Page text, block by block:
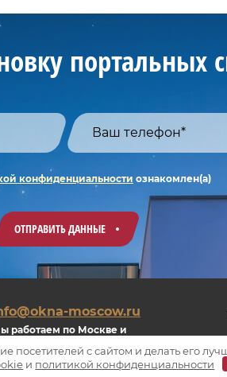
портальных
конфиденциальности ознакомлен(а)
ОТПРАВИТЬ ДАННЫЕ
moscow.ru
работаем по Москве и
с сайтом и делать его
и политикой конфиденциальности